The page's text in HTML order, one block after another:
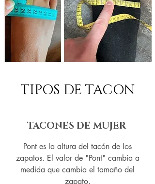
TIPOS DE TACON
TACONES DE MUJER
Pont es la altura del tacón de los
zapatos. El valor de "Pont" cambia a
medida que cambia el tamaño del
zapato.